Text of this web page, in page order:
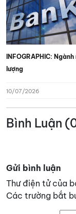
INFOGRAPHIC:
lượng
10/07/2026
Bình Luận
Gửi bình luận
Thư điện tử của
Các trường bắt